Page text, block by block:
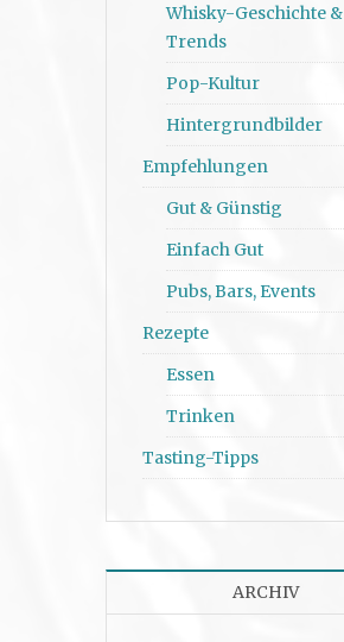
Whisky-Geschichte &
Trends
Pop-Kultur
Hintergrundbilder
Empfehlungen
Gut & Günstig
Einfach Gut
Pubs, Bars, Events
Rezepte
Essen
Trinken
Tasting-Tipps
ARCHIV